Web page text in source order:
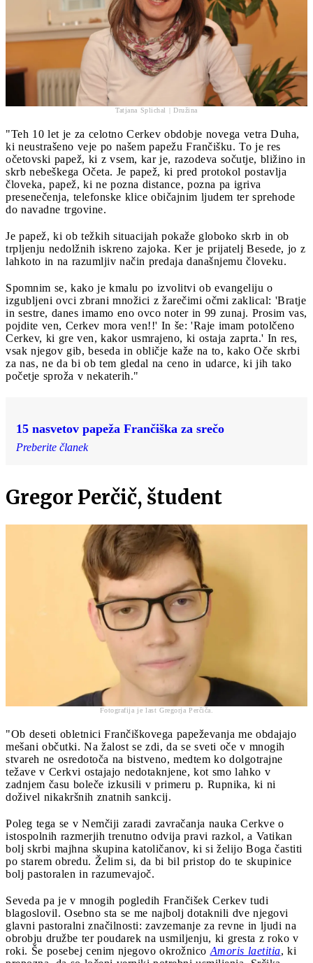
Tatjana Splichal | Družina
"Teh 10 let je za celotno Cerkev obdobje novega vetra Duha,
ki neustrašeno veje po našem papežu Frančišku. To je res
očetovski papež, ki z vsem, kar je, razodeva sočutje, bližino in
skrb nebeškega Očeta. Je papež, ki pred protokol postavlja
človeka, papež, ki ne pozna distance, pozna pa igriva
presenečenja, telefonske klice običajnim ljudem ter sprehode
do navadne trgovine.
Je papež, ki ob težkih situacijah pokaže globoko skrb in ob
trpljenju nedolžnih iskreno zajoka. Ker je prijatelj Besede, jo z
lahkoto in na razumljiv način predaja današnjemu človeku.
Spomnim se, kako je kmalu po izvolitvi ob evangeliju o
izgubljeni ovci zbrani množici z žarečimi očmi zaklical: 'Bratje
in sestre, danes imamo eno ovco noter in 99 zunaj. Prosim vas,
pojdite ven, Cerkev mora ven!!' In še: 'Raje imam potolčeno
Cerkev, ki gre ven, kakor usmrajeno, ki ostaja zaprta.' In res,
vsak njegov gib, beseda in obličje kaže na to, kako Oče skrbi
za nas, ne da bi ob tem gledal na ceno in udarce, ki jih tako
početje sproža v nekaterih."
15 nasvetov papeža Frančiška za srečo
Preberite članek
Gregor Perčič, študent
Fotografija je last Gregorja Perčiča.
"Ob deseti obletnici Frančiškovega papeževanja me obdajajo
mešani občutki. Na žalost se zdi, da se sveti oče v mnogih
stvareh ne osredotoča na bistveno, medtem ko dolgotrajne
težave v Cerkvi ostajajo nedotaknjene, kot smo lahko v
zadnjem času boleče izkusili v primeru p. Rupnika, ki ni
doživel nikakršnih znatnih sankcij.
Poleg tega se v Nemčiji zaradi zavračanja nauka Cerkve o
istospolnih razmerjih trenutno odvija pravi razkol, a Vatikan
bolj skrbi majhna skupina katoličanov, ki si želijo Boga častiti
po starem obredu. Želim si, da bi bil pristop do te skupinice
bolj pastoralen in razumevajoč.
Seveda pa je v mnogih pogledih Frančišek Cerkev tudi
blagoslovil. Osebno sta se me najbolj dotaknili dve njegovi
glavni pastoralni značilnosti: zavzemanje za revne in ljudi na
obrobju družbe ter poudarek na usmiljenju, ki gresta z roko v
roki. Še posebej cenim njegovo okrožnico Amoris laetitia, ki